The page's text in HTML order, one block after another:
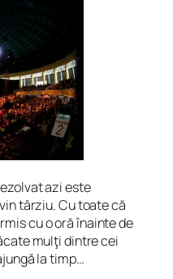
azi este
târziu. Cu toate că
cu o oră înainte de
mulţi dintre cei
la timp…